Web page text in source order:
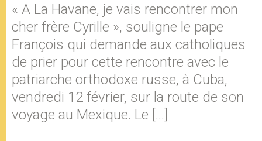
« A La Havane, je vais rencontrer mon
cher frère Cyrille », souligne le pape
François qui demande aux catholiques
de prier pour cette rencontre avec le
patriarche orthodoxe russe, à Cuba,
vendredi 12 février, sur la route de son
voyage au Mexique. Le […]